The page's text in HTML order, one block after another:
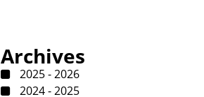
Archives
2025 - 2026
2024 - 2025